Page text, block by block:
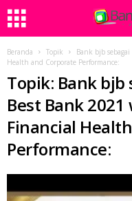
Beranda Topik
Bank bjb
Health and Corporate Performance:
Topik: Bank bjb
Best Bank
Financial
Performance: